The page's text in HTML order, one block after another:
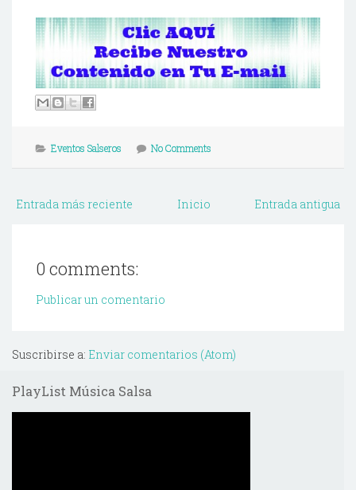
Eventos Salseros No Comments
Entrada más reciente Entrada antigua
Inicio
0 comments:
Publicar un comentario
Suscribirse a: Enviar comentarios (Atom)
PlayList Música Salsa